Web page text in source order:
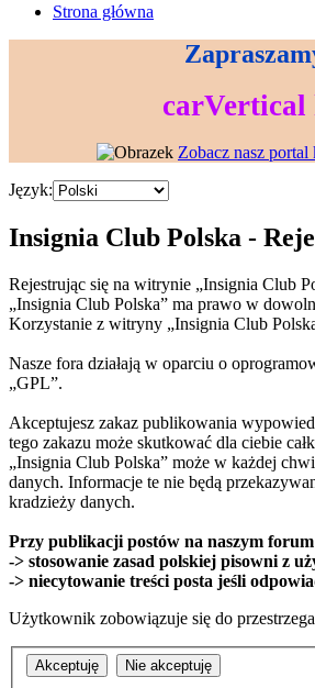
Strona główna
carVertical
Zobacz nasz
Język:
Insignia Club Polska -
Rejestrując się na witrynie „Insignia Club
„Insignia Club Polska” ma prawo w
Korzystanie z witryny „Insignia Club
Nasze fora działają w oparciu o
„GPL”.
Akceptujesz zakaz publikowania
tego zakazu może skutkować dla ciebie
„Insignia Club Polska” może w każdej
danych. Informacje te nie będą
kradzieży danych.
Przy publikacji postów na naszym forum
-> stosowanie zasad polskiej pisowni z
-> niecytowanie treści posta jeśli
Użytkownik zobowiązuje się do